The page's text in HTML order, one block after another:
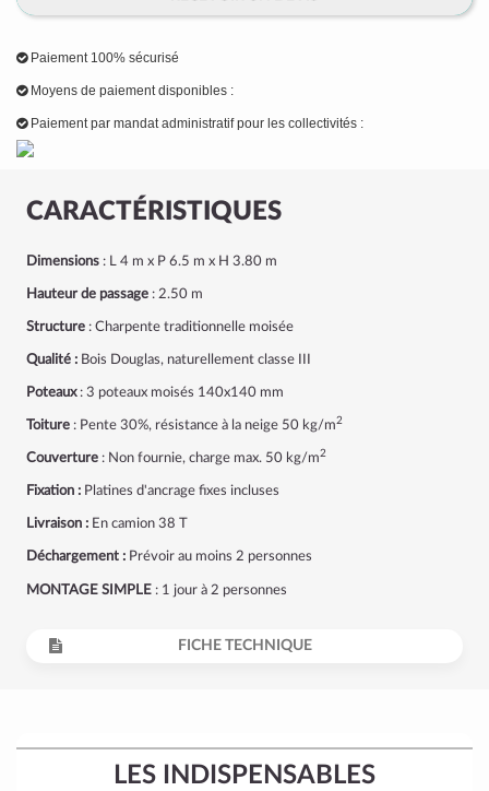
CARACTÉRISTIQUES
Dimensions : L 4 m x P 6.5 m x H 3.80 m
Hauteur de passage : 2.50 m
Structure : Charpente traditionnelle moisée
Qualité : Bois Douglas, naturellement classe III
Poteaux: 3 poteaux moisés 140x140 mm
Toiture : Pente 30%, résistance à la neige 50 kg/m2
Couverture : Non fournie, charge max. 50 kg/m2
Fixation : Platines d'ancrage fixes incluses
Livraison : En camion 38 T
Déchargement : Prévoir au moins 2 personnes
MONTAGE SIMPLE : 1 jour à 2 personnes
FICHE TECHNIQUE
Paiement 100% sécurisé
Moyens de paiement disponibles :
Paiement par mandat administratif pour les collectivités :
LES INDISPENSABLES